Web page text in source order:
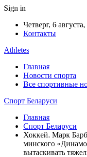
Sign in
Четверг, 6
Контакты
Athletes
Главная
Новости спорта
Все спортивные
Спорт Беларуси
Главная
Спорт Беларуси
Хоккей. Марк
минского
вытаскивать